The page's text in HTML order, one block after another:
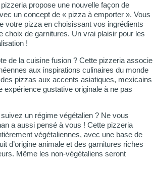
propose une nouvelle façon de
un concept de « pizza à emporter ». Vous
votre pizza en choisissant vos ingrédients
choix de garnitures. Un vrai plaisir pour les
!
de la cuisine fusion ? Cette pizzeria associe
aux inspirations culinaires du monde
pizzas aux accents asiatiques, mexicains
expérience gustative originale à ne pas
un régime végétalien ? Ne vous
a aussi pensé à vous ! Cette pizzeria
végétaliennes, avec une base de
d’origine animale et des garnitures riches
Même les non-végétaliens seront